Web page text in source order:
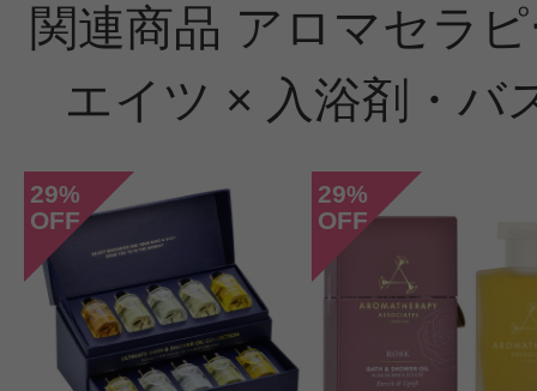
関連商品 アロマセラ
エイツ × 入浴剤・バ
29%
OFF
29%
OFF